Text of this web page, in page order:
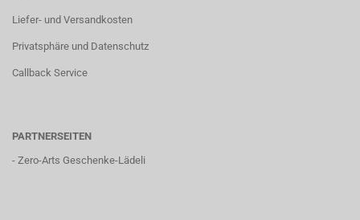
Liefer- und Versandkosten
Privatsphäre und Datenschutz
Callback Service
PARTNERSEITEN
- Zero-Arts Geschenke-Lädeli